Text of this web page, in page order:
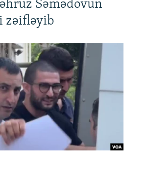
Səmədovun
zəifləyib